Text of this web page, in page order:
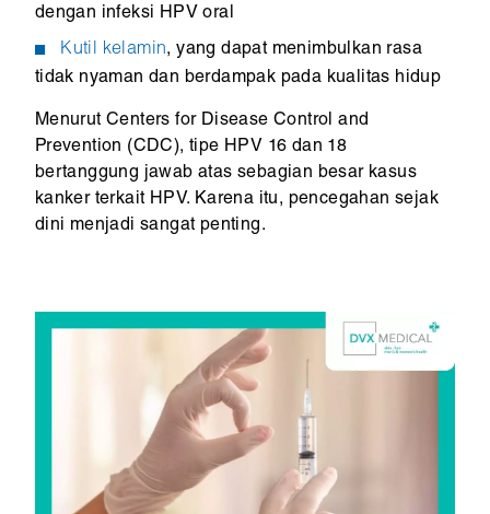
dengan infeksi HPV oral
Kutil kelamin, yang dapat menimbulkan rasa
tidak nyaman dan berdampak pada kualitas hidup
Menurut Centers for Disease Control and
Prevention (CDC), tipe HPV 16 dan 18
bertanggung jawab atas sebagian besar kasus
kanker terkait HPV. Karena itu, pencegahan sejak
dini menjadi sangat penting.